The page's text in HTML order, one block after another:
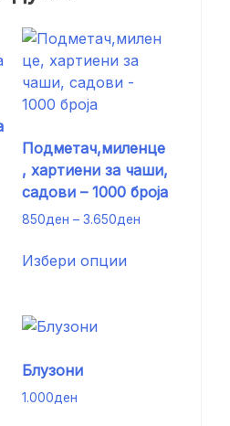
Подметач,миленце
, хартиени за чаши,
садови – 1000 броја
850ден – 3.650денPrice
Избери опцииproduct
Блузони
1.000ден